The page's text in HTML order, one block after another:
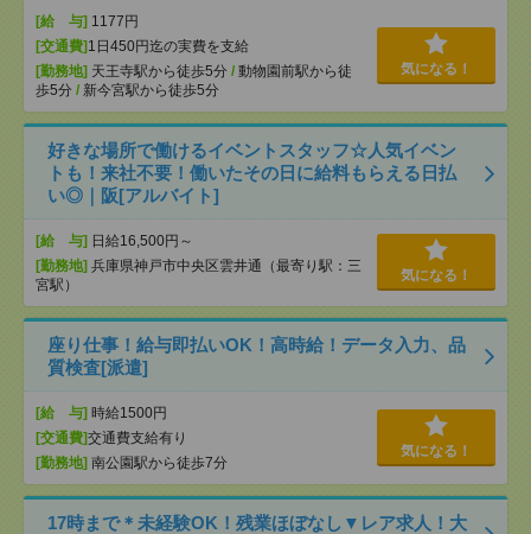
[給 与] 1177円
[交通費] 1日450円迄の実費を支給
[勤務地] 天王寺駅から徒歩5分 / 動物園前駅から徒
歩5分 / 新今宮駅から徒歩5分
気になる！
好きな場所で働けるイベントスタッフ☆人気イベン
トも！来社不要！働いたその日に給料もらえる日払
い◎｜阪[アルバイト]
[給 与] 日給16,500円～
[勤務地] 兵庫県神戸市中央区雲井通（最寄り駅：三
宮駅）
気になる！
座り仕事！給与即払いOK！高時給！データ入力、品
質検査[派遣]
[給 与] 時給1500円
[交通費]交通費支給有り
[勤務地] 南公園駅から徒歩7分
気になる！
17時まで＊未経験OK！残業ほぼなし▼レア求人！大